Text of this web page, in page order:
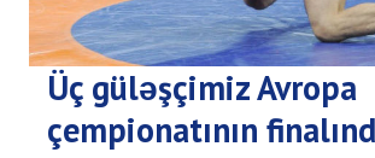
Üç güləşçimiz Avropa
çempionatının